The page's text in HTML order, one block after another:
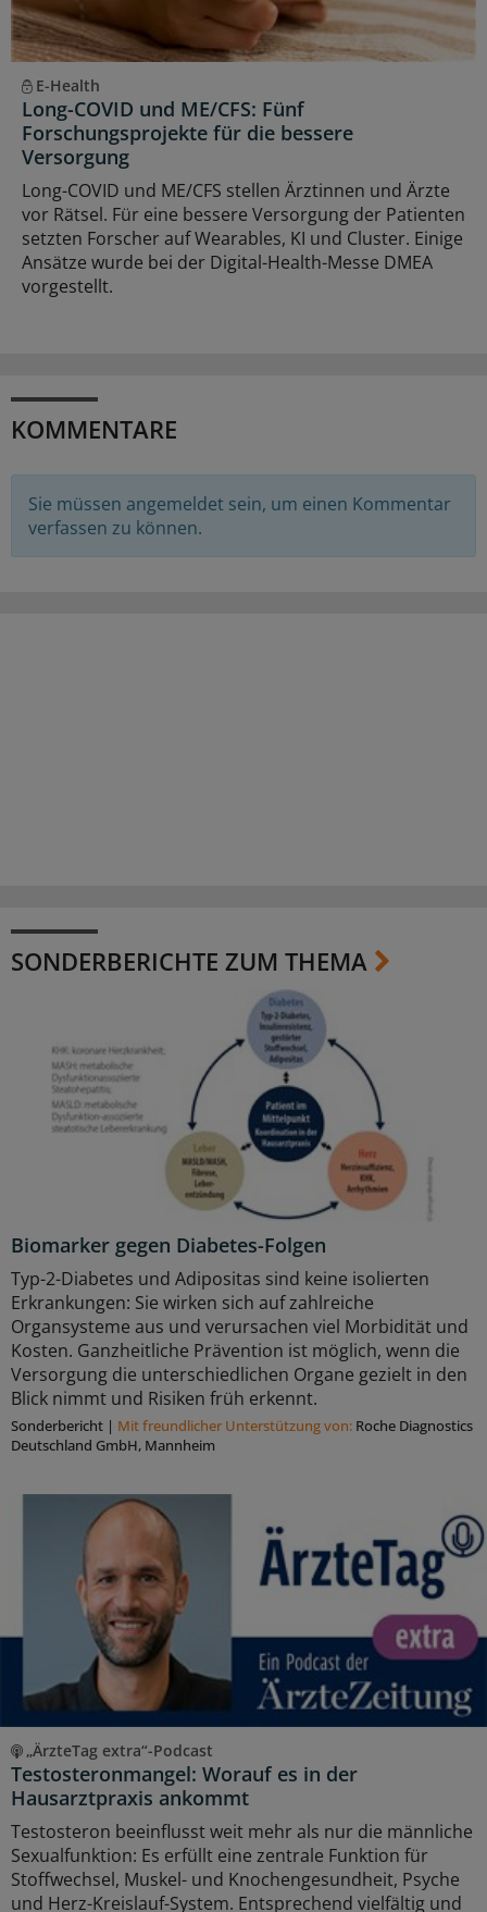
E-Health
Long-COVID und ME/CFS: Fünf
Forschungsprojekte für die bessere
Versorgung
Long-COVID und ME/CFS stellen Ärztinnen und Ärzte
vor Rätsel. Für eine bessere Versorgung der Patienten
setzten Forscher auf Wearables, KI und Cluster. Einige
Ansätze wurde bei der Digital-Health-Messe DMEA
vorgestellt.
KOMMENTARE
Sie müssen angemeldet sein, um einen Kommentar
verfassen zu können.
SONDERBERICHTE ZUM THEMA
Biomarker gegen Diabetes-Folgen
Typ-2-Diabetes und Adipositas sind keine isolierten
Erkrankungen: Sie wirken sich auf zahlreiche
Organsysteme aus und verursachen viel Morbidität und
Kosten. Ganzheitliche Prävention ist möglich, wenn die
Versorgung die unterschiedlichen Organe gezielt in den
Blick nimmt und Risiken früh erkennt.
Sonderbericht | Mit freundlicher Unterstützung von: Roche Diagnostics
Deutschland GmbH, Mannheim
„ÄrzteTag extra“-Podcast
Testosteronmangel: Worauf es in der
Hausarztpraxis ankommt
Testosteron beeinflusst weit mehr als nur die männliche
Sexualfunktion: Es erfüllt eine zentrale Funktion für
Stoffwechsel, Muskel- und Knochengesundheit, Psyche
und Herz-Kreislauf-System. Entsprechend vielfältig und